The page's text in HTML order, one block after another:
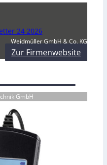
24 2026
Weidmüller GmbH & Co. KG
Zur Firmenwebsite
GmbH